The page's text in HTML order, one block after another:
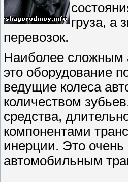
груза, а
перевозок.
Наиболее сложным
это оборудование
ведущие колеса
количеством
средства,
компонентами
инерции. Это очень
автомобильным